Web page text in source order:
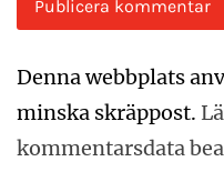
Denna webbplats
minska skräppost.
kommentarsdata